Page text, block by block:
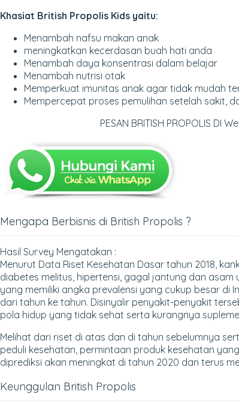
Khasiat British Propolis Kids yaitu:
Menambah nafsu makan anak
meningkatkan kecerdasan buah hati anda
Menambah daya konsentrasi dalam belajar
Menambah nutrisi otak
Memperkuat imunitas anak agar tidak mudah
Mempercepat proses pemulihan setelah sakit,
PESAN BRITISH PROPOLIS DI
Mengapa Berbisnis di British Propolis ?
Hasil Survey Mengatakan :
Menurut Data Riset Kesehatan Dasar tahun 2018,
diabetes melitus, hipertensi, gagal jantung dan
yang memiliki angka prevalensi yang cukup besar di
dari tahun ke tahun. Disinyalir penyakit-penyakit
pola hidup yang tidak sehat serta kurangnya
Melihat dari riset di atas dan di tahun sebelumnya
peduli kesehatan, permintaan produk kesehatan
diprediksi akan meningkat di tahun 2020 dan terus
Keunggulan British Propolis